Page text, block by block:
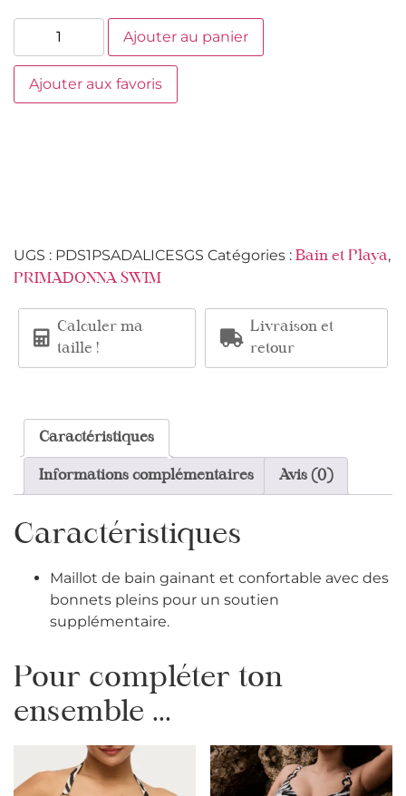
Ajouter au panier
Ajouter aux favoris
UGS : PDS1PSADALICESGS Catégories : Bain et Playa,
PRIMADONNA SWIM
Calculer ma
taille !
Livraison et
retour
Caractéristiques
Informations complémentaires Avis (0)
Caractéristiques
Maillot de bain gainant et confortable avec des
bonnets pleins pour un soutien
supplémentaire.
Pour compléter ton
ensemble ...